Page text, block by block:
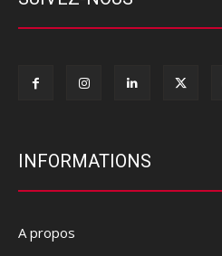
INFORMATIONS
A propos